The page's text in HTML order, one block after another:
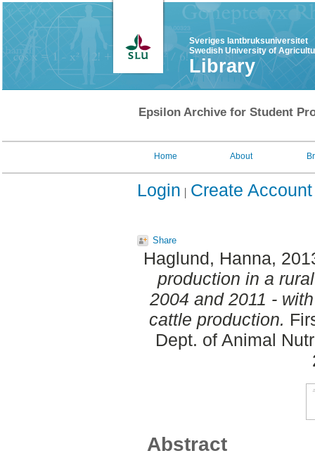
Sveriges lantbruksuniversitet
Swedish University of
Library
Epsilon Archive for Student
Home About
Login Create Account
Share
Haglund, Hanna,
production in a
2004 and 2011 -
cattle production.
Dept. of Animal
Abstract